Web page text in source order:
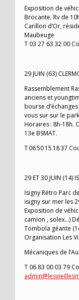
Exposition de
Brocante. Rv de
Carillon d’Or,
Maubeuge
T 03 27 63 32 00
29 JUIN (63)
Rassemblement
anciens et
bourse
vous sur sur le
Horaires : 8h-18h.
13e BSMAT.
T 06 50 15 18 37
29 ET 30 JUIN (14)
Isigny Rétro Parc
isigny sur mer les
Exposition de
camion , solex…)
Tombola géante
Organisation Les
Mécaniques de
T 06 83 00 03 79